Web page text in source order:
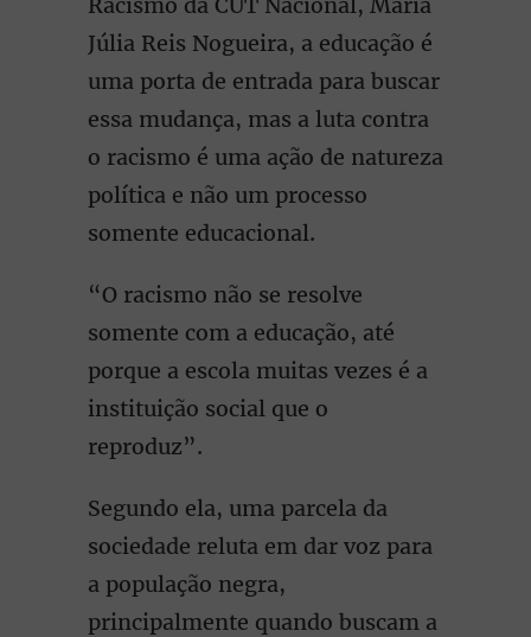
Júlia Reis Nogueira, a educação é
uma porta de entrada para buscar
essa mudança, mas a luta contra
o racismo é uma ação de natureza
política e não um processo
somente educacional.
“O racismo não se resolve
somente com a educação, até
porque a escola muitas vezes é a
instituição social que o
reproduz”.
Segundo ela, uma parcela da
sociedade reluta em dar voz para
a população negra,
principalmente quando buscam a